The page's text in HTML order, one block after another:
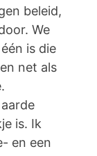
beleid,
We
is die
net als
is. Ik
en een